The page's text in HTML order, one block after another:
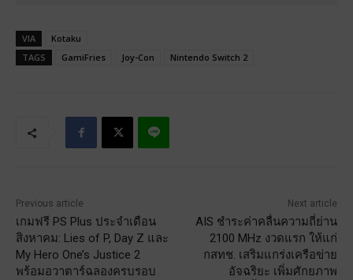
VIA
Kotaku
TAGS
GamiFries Joy-Con Nintendo Switch 2
Previous article
เกมฟรี PS Plus ประจำเดือน
สิงหาคม: Lies of P, Day Z และ
My Hero One’s Justice 2
พร้อมอวาตาร์ฉลองครบรอบ
Next article
AIS ชำระค่าคลื่นความถี่ย่าน
2100 MHz งวดแรก ให้แก่
กสทช. เสริมแกร่งเครือข่าย
อัจฉริยะ เพิ่มศักยภาพ